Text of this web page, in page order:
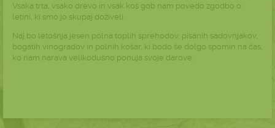
Vsaka trta, vsako drevo in vsak koš gob nam povedo zgodbo o
letini, ki smo jo skupaj doživeli.
Naj bo letošnja jesen polna toplih sprehodov, pisanih sadovnjakov,
bogatih vinogradov in polnih košar, ki bodo še dolgo spomin na čas,
ko nam narava velikodušno ponuja svoje darove.